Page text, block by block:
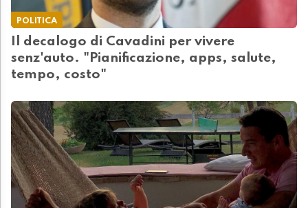
POLITICA
Il decalogo di Cavadini per vivere
senz'auto. "Pianificazione, apps, salute,
tempo, costo"